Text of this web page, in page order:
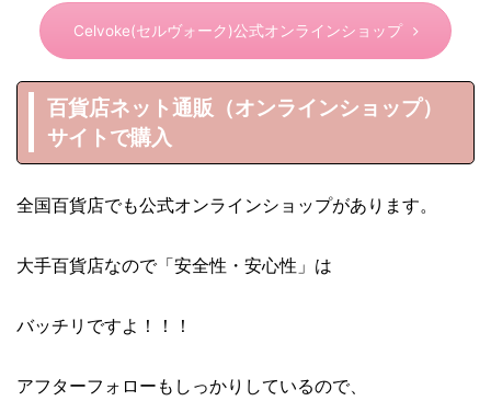
Celvoke(セルヴォーク)公式オンラインショップ
百貨店ネット通販（オンラインショップ）
サイトで購入
全国百貨店でも公式オンラインショップがあります。
大手百貨店なので「安全性・安心性」は
バッチリですよ！！！
アフターフォローもしっかりしているので、